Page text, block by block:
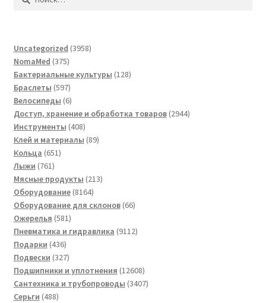
Uncategorized 39583958
NomaMed 375375
товаров
Бактериальные культуры 128128
Браслеты 597597
товаров
Велосипеды 66
товаров
Доступ, хранение и обработка товаров 29442944
Инструменты 408408
товаров
Клей и материалы 8989
Кольца 651651
Лыжи 761761
товар
Мясные продукты 213213
Оборудование 81648164
товара
Оборудование для склонов 6666
Ожерелья 581581
товар
Пневматика и гидравлика 91129112
Подарки 436436
товаров
Подвески 327327
товаров
Подшипники и уплотнения 1260812608
товаров
Сантехника и трубопроводы 34073407
Серьги 488488